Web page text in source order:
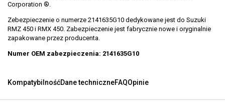
Corporation ®.
Zebezpieczenie o numerze 2141635G10 dedykowane jest do Suzuki
RMZ 450 i RMX 450. Zabezpieczenie jest fabrycznie nowe i oryginalnie
zapakowane przez producenta.
Numer OEM zabezpieczenia: 2141635G10
KompatybilnośćDane techniczneFAQOpinie